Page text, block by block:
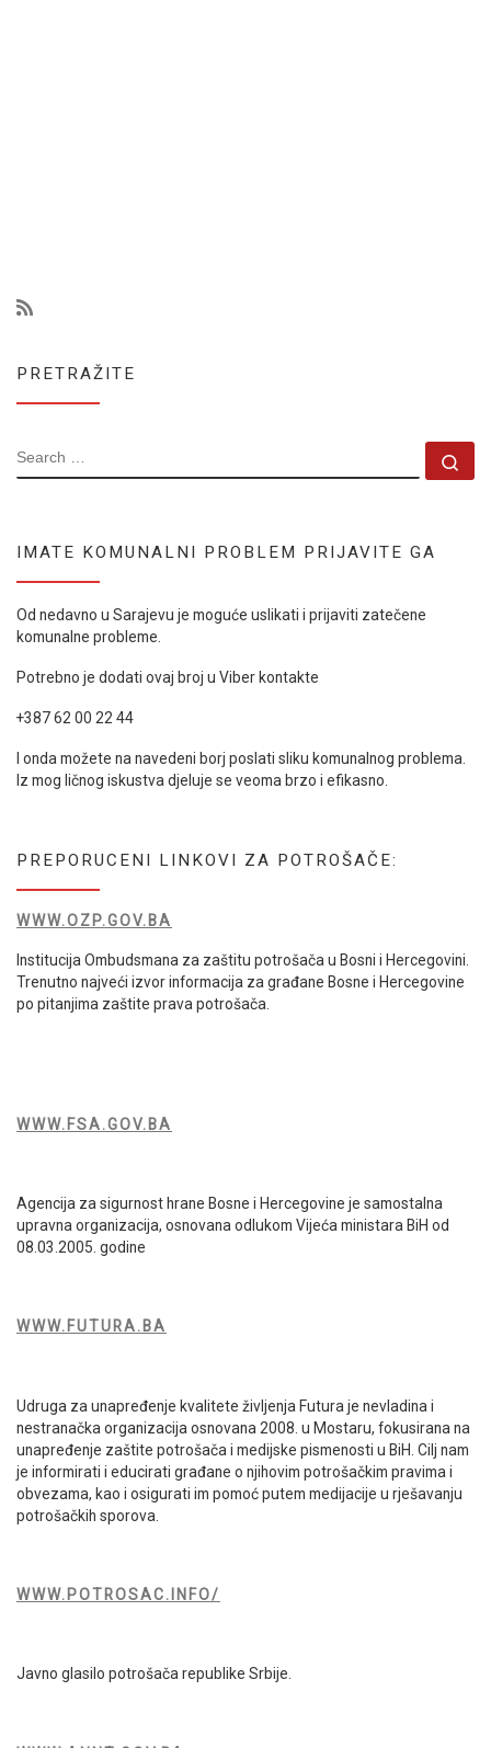
PRETRAŽITE
SEARCH
IMATE KOMUNALNI PROBLEM PRIJAVITE GA
Od nedavno u Sarajevu je moguće uslikati i prijaviti zatečene
komunalne probleme.
Potrebno je dodati ovaj broj u Viber kontakte
+387 62 00 22 44
I onda možete na navedeni borj poslati sliku komunalnog problema.
Iz mog ličnog iskustva djeluje se veoma brzo i efikasno.
PREPORUCENI LINKOVI ZA POTROŠAČE:
WWW.OZP.GOV.BA
Institucija Ombudsmana za zaštitu potrošača u Bosni i Hercegovini.
Trenutno najveći izvor informacija za građane Bosne i Hercegovine
po pitanjima zaštite prava potrošača.
WWW.FSA.GOV.BA
Agencija za sigurnost hrane Bosne i Hercegovine je samostalna
upravna organizacija, osnovana odlukom Vijeća ministara BiH od
08.03.2005. godine
WWW.FUTURA.BA
Udruga za unapređenje kvalitete življenja Futura je nevladina i
nestranačka organizacija osnovana 2008. u Mostaru, fokusirana na
unapređenje zaštite potrošača i medijske pismenosti u BiH. Cilj nam
je informirati i educirati građane o njihovim potrošačkim pravima i
obvezama, kao i osigurati im pomoć putem medijacije u rješavanju
potrošačkih sporova.
WWW.POTROSAC.INFO/
Javno glasilo potrošača republike Srbije.